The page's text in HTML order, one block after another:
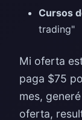
Cursos
trading"
Mi oferta
paga $75
mes,
oferta,